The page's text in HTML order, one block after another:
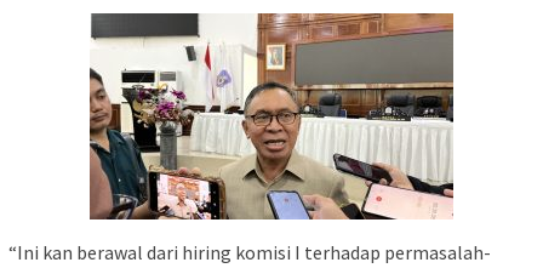
“Ini kan berawal dari hiring komisi I terhadap permasalah-